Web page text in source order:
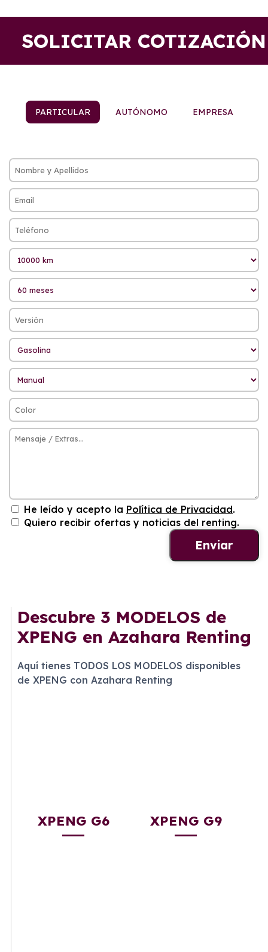
SOLICITAR COTIZACIÓN
PARTICULAR AUTÓNOMO EMPRESA
He leído y acepto la Política de Privacidad.
Quiero recibir ofertas y noticias del renting.
Descubre 3 MODELOS de
XPENG en Azahara Renting
Aquí tienes TODOS LOS MODELOS disponibles
de XPENG con Azahara Renting
XPENG G6 XPENG G9